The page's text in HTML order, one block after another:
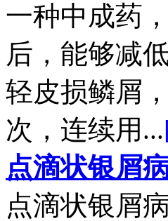
一种中成药
后，能够减
轻皮损鳞屑
次，连续用...
点滴状银屑
点滴状银屑